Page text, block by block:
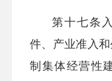
第十七条
件、产业准入
制集体经营性